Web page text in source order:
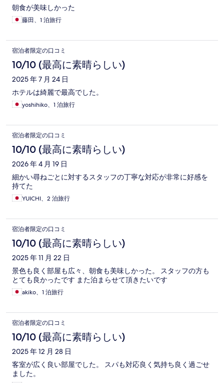
朝食が美味しかった
藤田、1 泊旅行
宿泊者限定の口コミ
10/10 (最高に素晴らしい)
2025 年 7 月 24 日
ホテルは綺麗で最高でした。
yoshihiko、1 泊旅行
宿泊者限定の口コミ
10/10 (最高に素晴らしい)
2026 年 4 月 19 日
細かい尋ねごとに対するスタッフの丁寧な対応が非常に好感を
持てた
YUICHI、2 泊旅行
宿泊者限定の口コミ
10/10 (最高に素晴らしい)
2025 年 11 月 22 日
景色も良く部屋も広々、朝食も美味しかった。 スタッフの方も
とても良かったです また泊まらせて頂きたいです
akiko、1 泊旅行
宿泊者限定の口コミ
10/10 (最高に素晴らしい)
2025 年 12 月 28 日
客室が広く良い部屋でした。 スパも対応良く気持ち良く過ごせ
ました。